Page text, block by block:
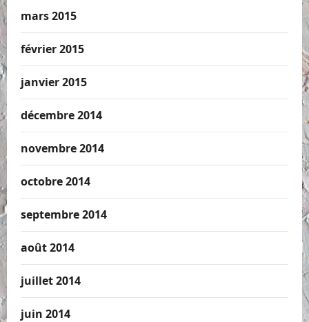
mars 2015
février 2015
janvier 2015
décembre 2014
novembre 2014
octobre 2014
septembre 2014
août 2014
juillet 2014
juin 2014